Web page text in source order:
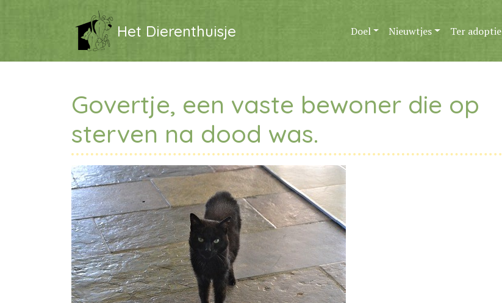
Het Dierenthuisje Doel Nieuwtjes Ter adoptie
Govertje, een vaste bewoner die op
sterven na dood was.